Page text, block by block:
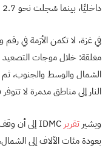
داخليًا، بينما سُجلت نحو 2.7 مليون حركة نزوح داخلية خلال العام نفسه.
في غزة، لا تكمن الأزمة في
مغلقة: خلال موجات التصعيد
الشمال والوسط والجنوب،
النار إلى مناطق مدمرة لا
ويشير تقرير
بعودة مئات الآلاف إلى